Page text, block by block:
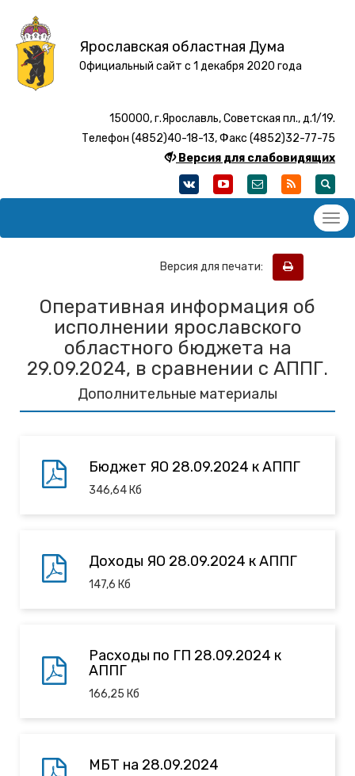
Ярославская областная Дума
Официальный сайт с 1 декабря 2020 года
150000, г.Ярославль, Советская пл., д.1/19.
Телефон (4852)40-18-13, Факс (4852)32-77-75
Версия для слабовидящих
Версия для печати:
Оперативная информация об
исполнении ярославского
областного бюджета на
29.09.2024, в сравнении с АППГ.
Дополнительные материалы
Бюджет ЯО 28.09.2024 к АППГ
346,64 Кб
Доходы ЯО 28.09.2024 к АППГ
147,6 Кб
Расходы по ГП 28.09.2024 к
АППГ
166,25 Кб
МБТ на 28.09.2024